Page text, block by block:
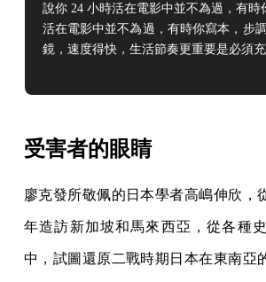
說你 24 小時活在電影中並不為過，有時
活在電影中並不為過，有時你寫本，步
鏡，速度得快，生活節奏更重要是必須充
受害者的眼睛
廖克發所敬佩的日本學者高嶋伸欣，
年造訪新加坡和馬來西亞，從各種
中，試圖還原二戰時期日本在東南亞